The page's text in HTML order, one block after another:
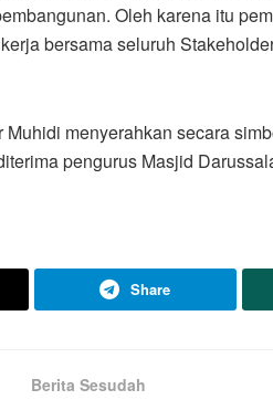
Oleh karena itu
bersama seluruh
menyerahkan secara
pengurus Masjid
Share
Berita Sesudah